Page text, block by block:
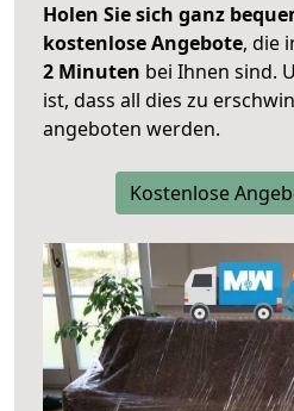
Holen Sie sich ganz
kostenlose Angebote, die
2 Minuten bei Ihnen sind.
ist, dass all dies zu
angeboten werden.
Kostenlose